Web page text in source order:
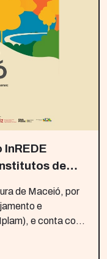
InREDE
de
de Maceió, por
e
e conta com o